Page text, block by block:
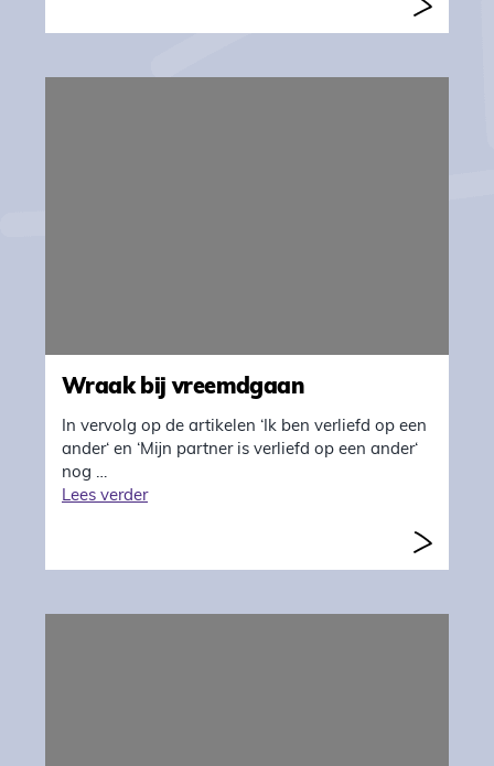
Wraak bij vreemdgaan
In vervolg op de artikelen ‘Ik ben verliefd op een
ander‘ en ‘Mijn partner is verliefd op een ander‘
nog …
Lees verder"Wraak bij vreemdgaan"